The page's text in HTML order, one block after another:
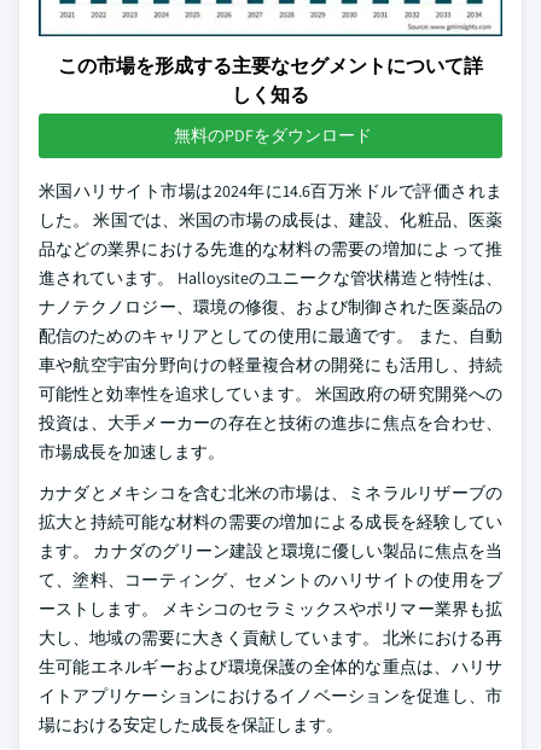
この市場を形成する主要なセグメントについて詳
しく知る
無料のPDFをダウンロード
米国ハリサイト市場は2024年に14.6百万米ドルで評価されま
した。 米国では、米国の市場の成長は、建設、化粧品、医薬
品などの業界における先進的な材料の需要の増加によって推
進されています。 Halloysiteのユニークな管状構造と特性は、
ナノテクノロジー、環境の修復、および制御された医薬品の
配信のためのキャリアとしての使用に最適です。 また、自動
車や航空宇宙分野向けの軽量複合材の開発にも活用し、持続
可能性と効率性を追求しています。 米国政府の研究開発への
投資は、大手メーカーの存在と技術の進歩に焦点を合わせ、
市場成長を加速します。
カナダとメキシコを含む北米の市場は、ミネラルリザーブの
拡大と持続可能な材料の需要の増加による成長を経験してい
ます。 カナダのグリーン建設と環境に優しい製品に焦点を当
て、塗料、コーティング、セメントのハリサイトの使用をブ
ーストします。 メキシコのセラミックスやポリマー業界も拡
大し、地域の需要に大きく貢献しています。 北米における再
生可能エネルギーおよび環境保護の全体的な重点は、ハリサ
イトアプリケーションにおけるイノベーションを促進し、市
場における安定した成長を保証します。